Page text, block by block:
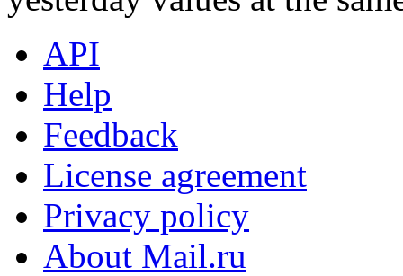
API
Help
Feedback
License agreement
Privacy policy
About Mail.ru